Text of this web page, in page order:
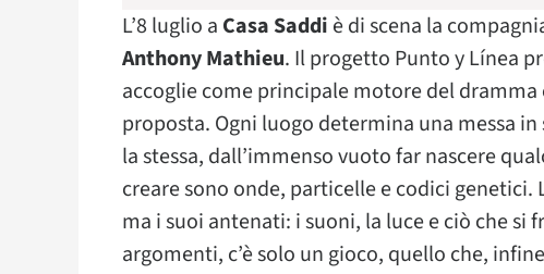
L’8 luglio a Casa Saddi è di scena la
Anthony Mathieu. Il progetto Punto y Línea
accoglie come principale motore del
proposta. Ogni luogo determina una messa
la stessa, dall’immenso vuoto far nascere
creare sono onde, particelle e codici
ma i suoi antenati: i suoni, la luce e ciò che si
argomenti, c’è solo un gioco, quello che,